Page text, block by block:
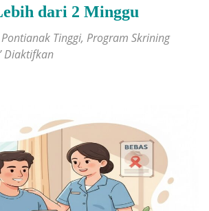
dari 2 Minggu
Tinggi, Program Skrining
Diaktifkan